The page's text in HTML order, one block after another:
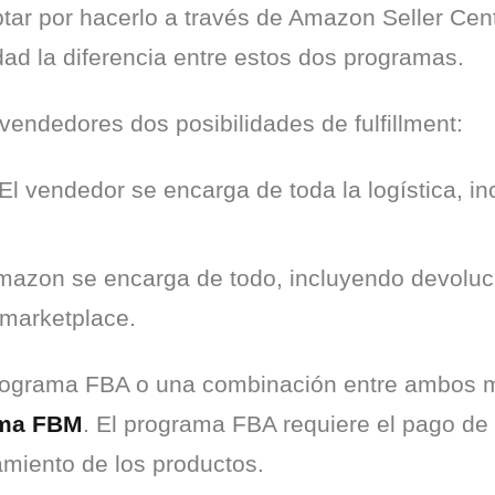
por hacerlo a través de Amazon Seller
la diferencia entre estos dos programas.
dos posibilidades de fulfillment:
vendedor se encarga de toda la logística,
se encarga de todo, incluyendo
FBA o una combinación entre ambos
FBM. El programa FBA requiere el pago
de los productos.